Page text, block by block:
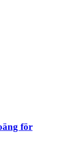
för